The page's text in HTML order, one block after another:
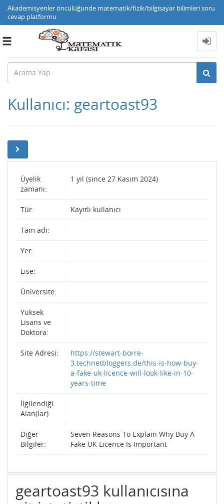
Akademisyenler öncülüğünde matematik/fizik/bilgisayar bilimleri soru
cevap platformu
Toggle
Kullanıcı: geartoast93
Üyelik
zamanı:
1 yıl (since 27 Kasım 2024)
Tür: Kayıtlı kullanıcı
Tam adı:
Yer:
Lise:
Üniversite:
Yüksek
Lisans ve
Doktora:
Site Adresi:
https://stewart-borre-
3.technetbloggers.de/this-is-how-buy-
a-fake-uk-licence-will-look-like-in-10-
years-time
İlgilendiği
Alan(lar):
Diğer
Bilgiler:
Seven Reasons To Explain Why Buy A
Fake UK Licence Is Important
geartoast93 kullanıcısına